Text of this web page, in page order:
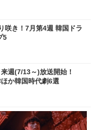
咲き！7月第4週 韓国ドラ
5
週(7/13～)放送開始！
か韓国時代劇6選